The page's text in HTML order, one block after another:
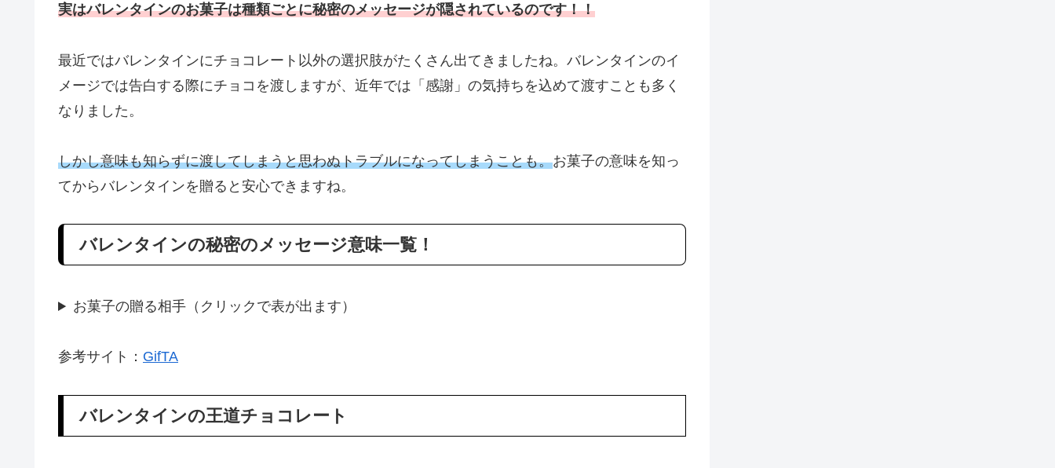
実はバレンタインのお菓子は種類ごとに秘密のメッセージが隠されているのです！！
最近ではバレンタインにチョコレート以外の選択肢がたくさん出てきましたね。バレンタインのイ
メージでは告白する際にチョコを渡しますが、近年では「感謝」の気持ちを込めて渡すことも多く
なりました。
しかし意味も知らずに渡してしまうと思わぬトラブルになってしまうことも。お菓子の意味を知っ
てからバレンタインを贈ると安心できますね。
バレンタインの秘密のメッセージ意味一覧！
お菓子の贈る相手（クリックで表が出ます）
参考サイト： GifTA
バレンタインの王道チョコレート